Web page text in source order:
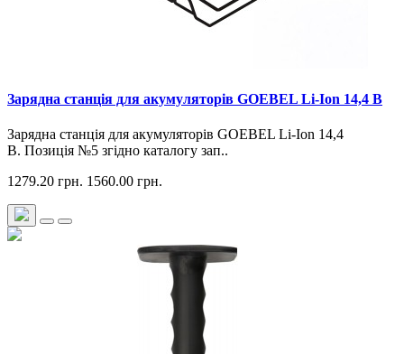
Зарядна станція для акумуляторів GOEBEL Li-Ion 14,4 В
Зарядна станція для акумуляторів GOEBEL Li-Ion 14,4
В. Позиція №5 згідно каталогу зап..
1279.20 грн. 1560.00 грн.